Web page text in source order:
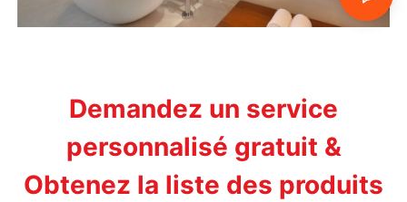
Demandez un service
personnalisé gratuit &
Obtenez la liste des produits